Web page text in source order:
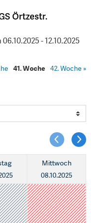
Örtzestr.
- 12.10.2025
41. Woche 42. Woche »
Mittwoch
08.10.2025